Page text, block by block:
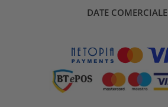
DATE COMERCIALE